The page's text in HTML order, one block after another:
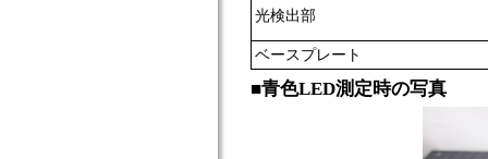
光検出部
ベースプレート
■青色LED測定時の写真